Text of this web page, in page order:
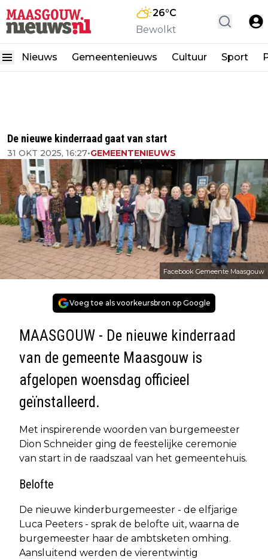
26°C
Bewolkt
Nieuws Gemeentenieuws Cultuur Sport
De nieuwe kinderraad gaat van start
31 OKT 2025, 16:27•GEMEENTENIEUWS
Facebook Gemeente Maasgouw
Voeg toe als voorkeursbron op Google
MAASGOUW - De nieuwe kinderraad
van de gemeente Maasgouw is
afgelopen woensdag officieel
geïnstalleerd.
Met inspirerende woorden van burgemeester
Dion Schneider ging de feestelijke ceremonie
van start in de raadszaal van het gemeentehuis.
Belofte
De nieuwe kinderburgemeester - de elfjarige
Luca Peeters - sprak de belofte uit, waarna de
burgemeester haar de ambtsketen omhing.
Aansluitend werden de vierentwintig